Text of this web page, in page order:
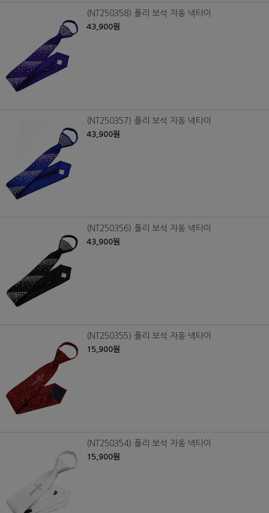
(NT250358) 폴리 보석 자동 넥타이
43,900원
(NT250357) 폴리 보석 자동 넥타이
43,900원
(NT250356) 폴리 보석 자동 넥타이
43,900원
(NT250355) 폴리 보석 자동 넥타이
15,900원
(NT250354) 폴리 보석 자동 넥타이
15,900원